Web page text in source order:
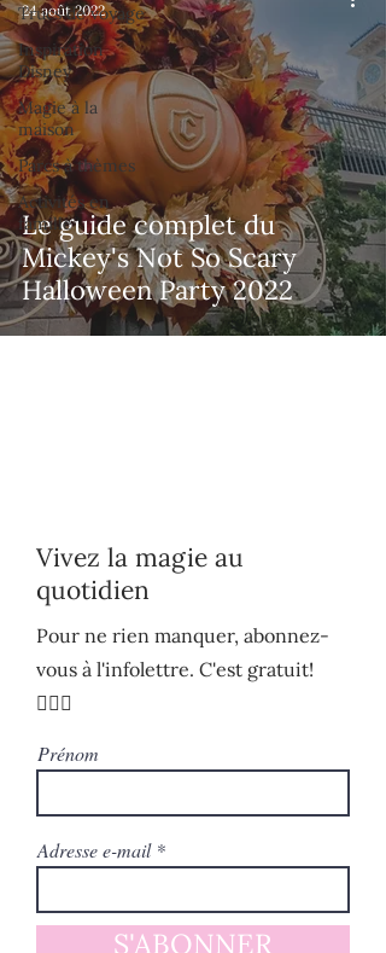
Trucs de voyage
Inspiration
Disney
Magie à la
maison
Parcs à thèmes
Activités en
famille
Le guide complet du
Mickey's Not So Scary
Halloween Party 2022
24 août 2022
Vivez la magie au
quotidien
Pour ne rien manquer, abonnez-
vous à l'infolettre. C'est gratuit!
🧚🏻‍♀️
Prénom
Adresse e-mail
S'ABONNER